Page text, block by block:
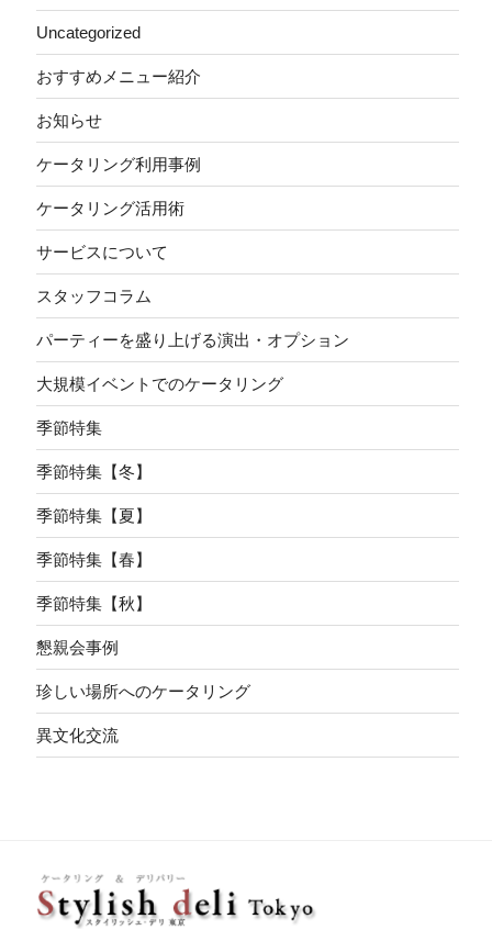
Uncategorized
おすすめメニュー紹介
お知らせ
ケータリング利用事例
ケータリング活用術
サービスについて
スタッフコラム
パーティーを盛り上げる演出・オプション
大規模イベントでのケータリング
季節特集
季節特集【冬】
季節特集【夏】
季節特集【春】
季節特集【秋】
懇親会事例
珍しい場所へのケータリング
異文化交流